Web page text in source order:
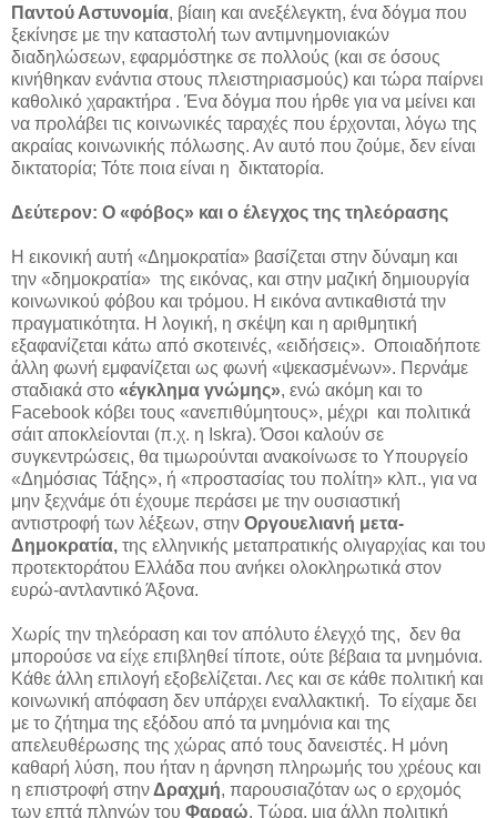
Παντού Αστυνομία, βίαιη και ανεξέλεγκτη, ένα δόγμα που
ξεκίνησε με την καταστολή των αντιμνημονιακών
διαδηλώσεων, εφαρμόστηκε σε πολλούς (και σε όσους
κινήθηκαν ενάντια στους πλειστηριασμούς) και τώρα παίρνει
καθολικό χαρακτήρα . Ένα δόγμα που ήρθε για να μείνει και
να προλάβει τις κοινωνικές ταραχές που έρχονται, λόγω της
ακραίας κοινωνικής πόλωσης. Αν αυτό που ζούμε, δεν είναι
δικτατορία; Τότε ποια είναι η δικτατορία.
Δεύτερον: Ο «φόβος» και ο έλεγχος της τηλεόρασης
Η εικονική αυτή «Δημοκρατία» βασίζεται στην δύναμη και
την «δημοκρατία» της εικόνας, και στην μαζική δημιουργία
κοινωνικού φόβου και τρόμου. Η εικόνα αντικαθιστά την
πραγματικότητα. Η λογική, η σκέψη και η αριθμητική
εξαφανίζεται κάτω από σκοτεινές, «ειδήσεις». Οποιαδήποτε
άλλη φωνή εμφανίζεται ως φωνή «ψεκασμένων». Περνάμε
σταδιακά στο «έγκλημα γνώμης», ενώ ακόμη και το
Facebook κόβει τους «ανεπιθύμητους», μέχρι και πολιτικά
σάιτ αποκλείονται (π.χ. η Iskra). Όσοι καλούν σε
συγκεντρώσεις, θα τιμωρούνται ανακοίνωσε το Υπουργείο
«Δημόσιας Τάξης», ή «προστασίας του πολίτη» κλπ., για να
μην ξεχνάμε ότι έχουμε περάσει με την ουσιαστική
αντιστροφή των λέξεων, στην Οργουελιανή μετα-
Δημοκρατία, της ελληνικής μεταπρατικής ολιγαρχίας και του
προτεκτοράτου Ελλάδα που ανήκει ολοκληρωτικά στον
ευρώ-αντλαντικό Άξονα.
Χωρίς την τηλεόραση και τον απόλυτο έλεγχό της, δεν θα
μπορούσε να είχε επιβληθεί τίποτε, ούτε βέβαια τα μνημόνια.
Κάθε άλλη επιλογή εξοβελίζεται. Λες και σε κάθε πολιτική και
κοινωνική απόφαση δεν υπάρχει εναλλακτική. Το είχαμε δει
με το ζήτημα της εξόδου από τα μνημόνια και της
απελευθέρωσης της χώρας από τους δανειστές. Η μόνη
καθαρή λύση, που ήταν η άρνηση πληρωμής του χρέους και
η επιστροφή στηνΔραχμή, παρουσιαζόταν ως ο ερχομός
των επτά πληγών του Φαραώ. Τώρα, μια άλλη πολιτική